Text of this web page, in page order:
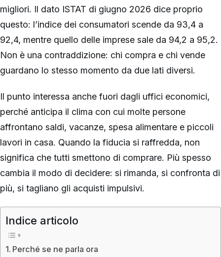
migliori. Il dato ISTAT di giugno 2026 dice proprio
questo: l’indice dei consumatori scende da 93,4 a
92,4, mentre quello delle imprese sale da 94,2 a 95,2.
Non è una contraddizione: chi compra e chi vende
guardano lo stesso momento da due lati diversi.
Il punto interessa anche fuori dagli uffici economici,
perché anticipa il clima con cui molte persone
affrontano saldi, vacanze, spesa alimentare e piccoli
lavori in casa. Quando la fiducia si raffredda, non
significa che tutti smettono di comprare. Più spesso
cambia il modo di decidere: si rimanda, si confronta di
più, si tagliano gli acquisti impulsivi.
Indice articolo
Perché se ne parla ora